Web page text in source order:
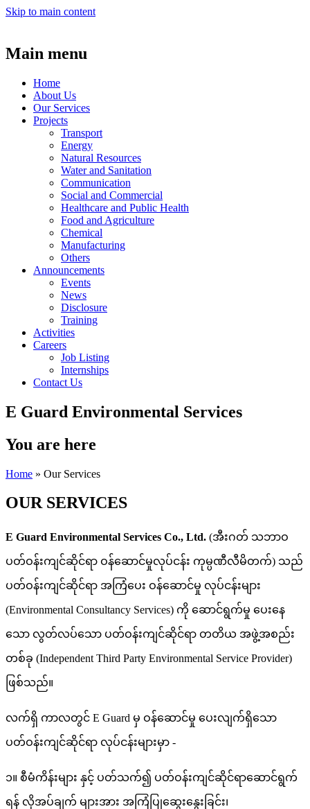
Skip to main content
Main menu
Home
About Us
Our Services
Projects
Transport
Energy
Natural Resources
Water and Sanitation
Communication
Social and Commercial
Healthcare and Public Health
Food and Agriculture
Chemical
Manufacturing
Others
Announcements
Events
News
Disclosure
Training
Activities
Careers
Job Listing
Internships
Contact Us
E Guard Environmental Services
You are here
Home » Our Services
OUR SERVICES
E Guard Environmental Services Co., Ltd. (အီးဂတ် သဘာဝ
ပတ်ဝန်းကျင်ဆိုင်ရာ ဝန်ဆောင်မှုလုပ်ငန်း ကုမ္ပဏီလီမိတက်) သည်
ပတ်ဝန်းကျင်ဆိုင်ရာ အကြံပေး ဝန်ဆောင်မှု လုပ်ငန်းများ
(Environmental Consultancy Services) ကို ဆောင်ရွက်မှု ပေးနေ
သော လွတ်လပ်သော ပတ်ဝန်းကျင်ဆိုင်ရာ တတိယ အဖွဲ့အစည်း
တစ်ခု (Independent Third Party Environmental Service Provider)
ဖြစ်သည်။
လက်ရှိ ကာလတွင် E Guard မှ ဝန်ဆောင်မှု ပေးလျက်ရှိသော
ပတ်ဝန်းကျင်ဆိုင်ရာ လုပ်ငန်းများမှာ -
၁။ စီမံကိန်းများ နှင့် ပတ်သက်၍ ပတ်ဝန်းကျင်ဆိုင်ရာဆောင်ရွက်
ရန် လိုအပ်ချက် များအား အကြံပြုဆွေးနွေးခြင်း၊